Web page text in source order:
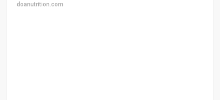
doanutrition.com